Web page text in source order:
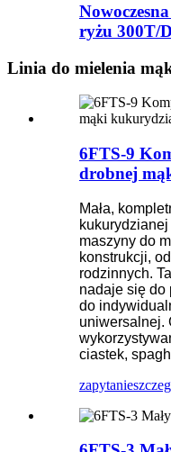
ryżu 300T/
Linia do mielenia
6FTS-9
drobnej
Mała,
maszyny do
konstrukcji,
rodzinnych.
nadaje się do
do
uniwersalnej.
ciastek,
zapytanie